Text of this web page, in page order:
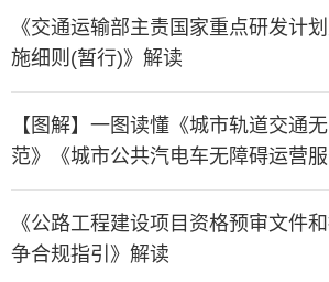
《交通运输部主责国家重点研发计
施细则(暂行)》解读
【图解】一图读懂《城市轨道交通
范》《城市公共汽电车无障碍运营服
《公路工程建设项目资格预审文件
争合规指引》解读